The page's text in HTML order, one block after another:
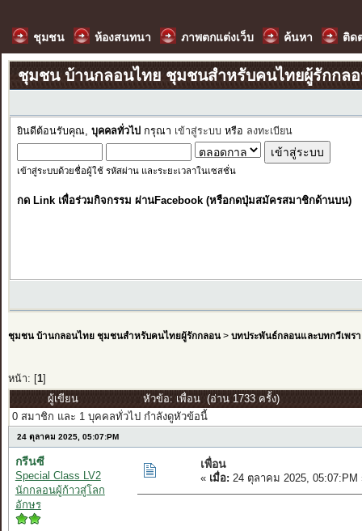
ชุมชน ห้องสนทนา ภาพตกแต่งเว็บ ค้นหา ติด
ชุมชน บ้านกลอนไทย ชุมชนสำหรับคนไทยผู้รักกล
ยินดีต้อนรับคุณ, บุคคลทั่วไป กรุณา เข้าสู่ระบบ หรือ ลงทะเบียน
เข้าสู่ระบบด้วยชื่อผู้ใช้ รหัสผ่าน และระยะเวลาในเซสชั่น
กด Link เพื่อร่วมกิจกรรม ผ่านFacebook (หรือกดปุ่มสมัครสมาชิกด้านบน)
ชุมชน บ้านกลอนไทย ชุมชนสำหรับคนไทยผู้รักกลอน> บทประพันธ์กลอนและบทกวีเพรา
หน้า: [ 1]
ผู้เขียน
หัวข้อ: เพื่อน (อ่าน 1733 ครั้ง)
0 สมาชิก และ 1 บุคคลทั่วไป กำลังดูหัวข้อนี้
24 ตุลาคม 2025, 05:07:PM
กรีนซี
Special Class LV2
นักกลอนผู้ก้าวสู่โลก
อักษร
เพื่อน
« เมื่อ: 24 ตุลาคม 2025, 05:07:PM